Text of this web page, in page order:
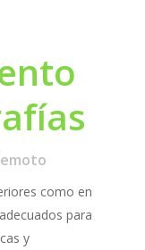
como en
para
y